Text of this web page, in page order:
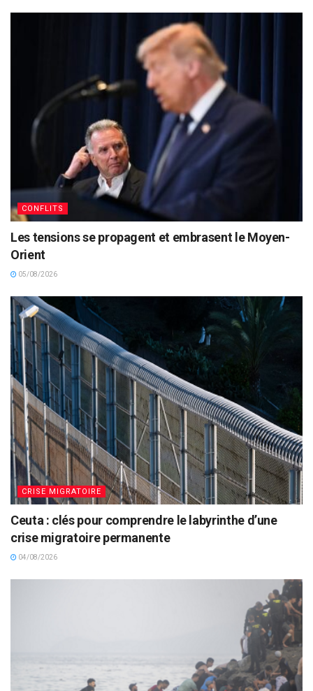
CONFLITS
Les tensions se propagent et embrasent le Moyen-
Orient
05/08/2026
CRISE MIGRATOIRE
Ceuta : clés pour comprendre le labyrinthe d’une
crise migratoire permanente
04/08/2026